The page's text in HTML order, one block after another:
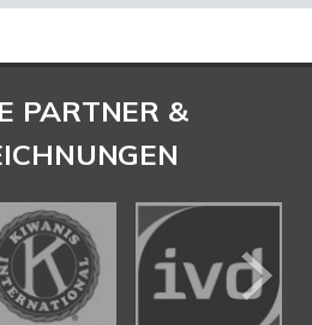
PARTNER &